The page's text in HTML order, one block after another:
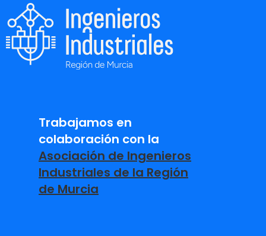
Trabajamos en
colaboración con la
Asociación de Ingenieros
Industriales de la Región
de Murcia